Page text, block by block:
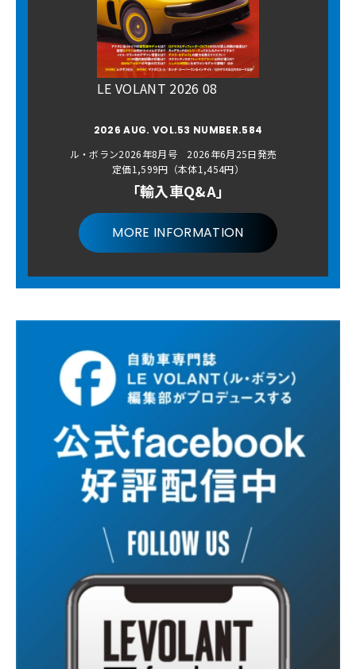
LE VOLANT 2026 08
2026 AUG. VOL.53 NUMBER.584
ル・ボラン2026年8月号 2026年6月25日発売
定価1,599円（本体1,454円）
「輸入車Q&A」
MORE INFORMATION